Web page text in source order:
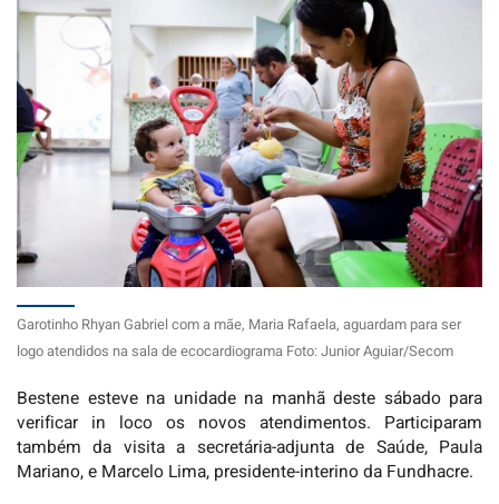
Garotinho Rhyan Gabriel com a mãe, Maria Rafaela, aguardam para ser
logo atendidos na sala de ecocardiograma Foto: Junior Aguiar/Secom
Bestene esteve na unidade na manhã deste sábado para
verificar in loco os novos atendimentos. Participaram
também da visita a secretária-adjunta de Saúde, Paula
Mariano, e Marcelo Lima, presidente-interino da Fundhacre.